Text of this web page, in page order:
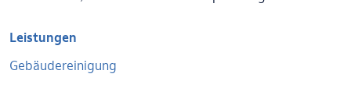
Leistungen
Gebäudereinigung